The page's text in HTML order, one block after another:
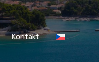
Kontakt
Kontakt